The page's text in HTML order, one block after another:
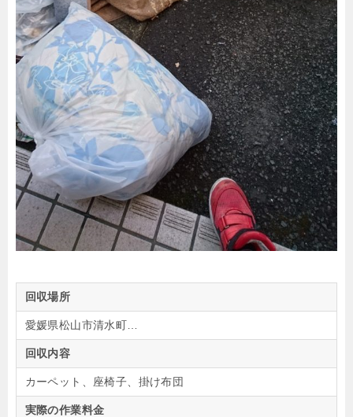
回収場所
愛媛県松山市清水町…
回収内容
カーペット、座椅子、掛け布団
実際の作業料金